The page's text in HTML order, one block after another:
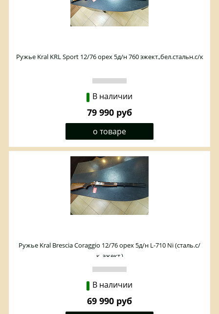
Ружье Kral KRL Sport 12/76 орех 5д/н 760 эжект.,бел.стальн.с/к
В наличии
79 990 руб
о товаре
Ружье Kral Brescia Coraggio 12/76 орех 5д/н L-710 Ni (сталь.с/
к,,эжект.)
В наличии
69 990 руб